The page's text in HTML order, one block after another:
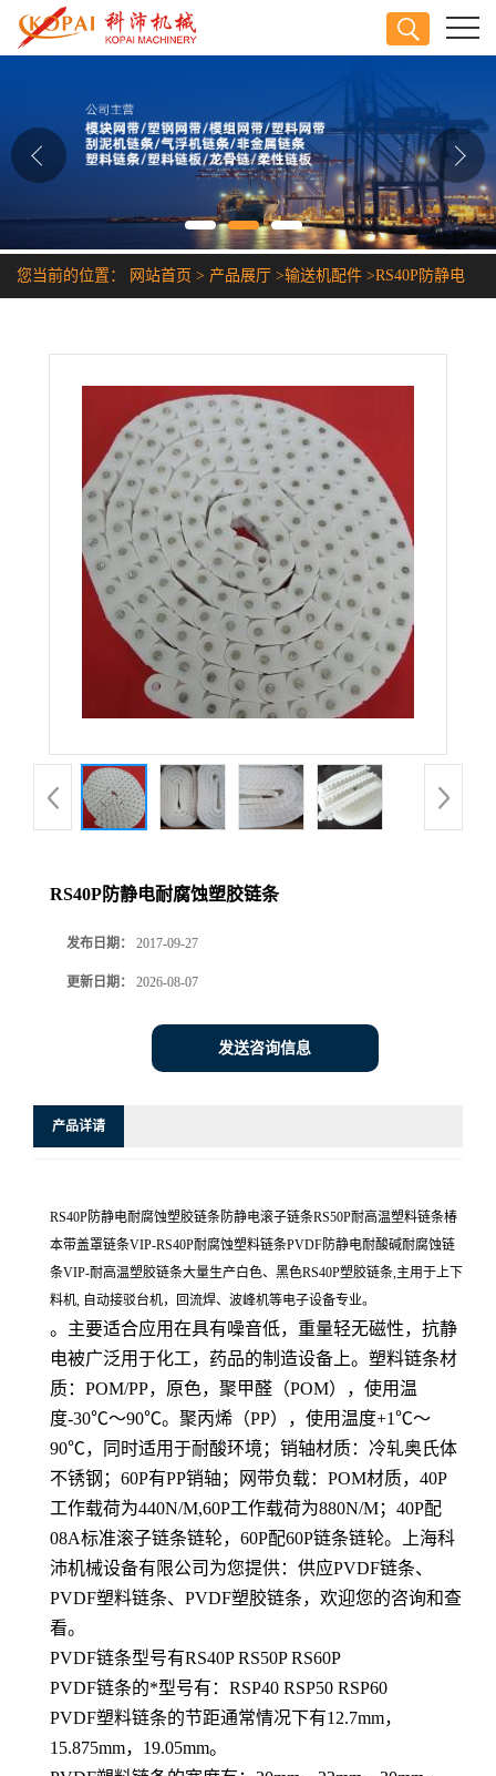
公司介绍
公司动态
证书荣誉
您当前的位置： 网站首页 > 产品展厅 >输送机配件 >RS40P防静电
RS40P防静电耐腐蚀塑胶链条
发布日期： 2017-09-27
更新日期： 2026-08-07
发送咨询信息
产品详请
RS40P防静电耐腐蚀塑胶链条防静电滚子链条RS50P耐高温塑料链条椿
本带盖罩链条VIP-RS40P耐腐蚀塑料链条PVDF防静电耐酸碱耐腐蚀链
条VIP-耐高温塑胶链条大量生产白色、黑色RS40P塑胶链条,主用于上下
料机, 自动接驳台机，回流焊、波峰机等电子设备专业。
。主要适合应用在具有噪音低，重量轻无磁性，抗静
电被广泛用于化工，药品的制造设备上。塑料链条材
质：POM/PP，原色，聚甲醛（POM），使用温
度-30℃～90℃。聚丙烯（PP），使用温度+1℃～
90℃，同时适用于耐酸环境；销轴材质：冷轧奥氏体
不锈钢；60P有PP销轴；网带负载：POM材质，40P
工作载荷为440N/M,60P工作载荷为880N/M；40P配
08A标准滚子链条链轮，60P配60P链条链轮。上海科
沛机械设备有限公司为您提供：供应PVDF链条、
PVDF塑料链条、PVDF塑胶链条，欢迎您的咨询和查
看。
PVDF链条型号有RS40P RS50P RS60P
PVDF链条的*型号有：RSP40 RSP50 RSP60
PVDF塑料链条的节距通常情况下有12.7mm，
15.875mm，19.05mm。